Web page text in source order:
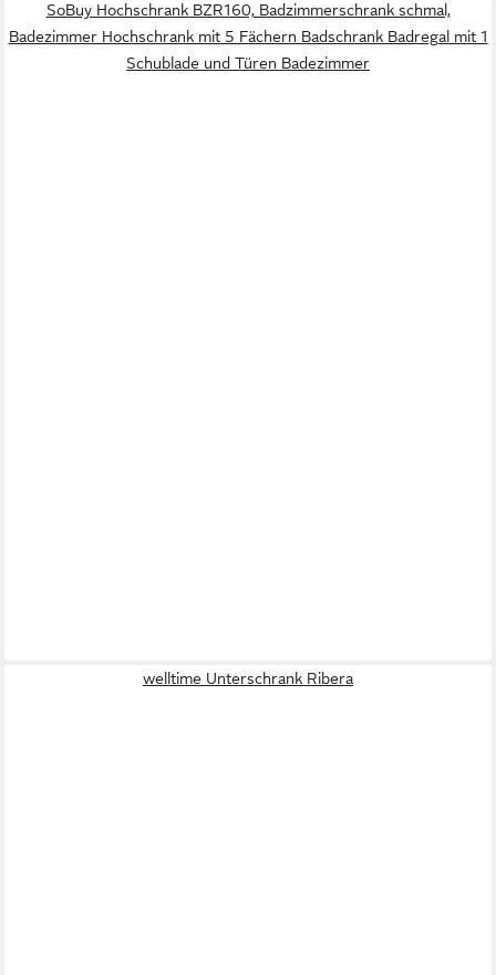
SoBuy Hochschrank BZR160, Badzimmerschrank schmal,
Badezimmer Hochschrank mit 5 Fächern Badschrank Badregal mit 1
Schublade und Türen Badezimmer
welltime Unterschrank Ribera